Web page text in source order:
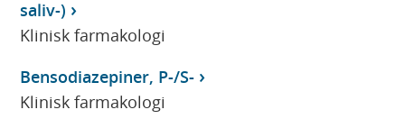
saliv-)
Klinisk farmakologi
Bensodiazepiner, P-/S-
Klinisk farmakologi